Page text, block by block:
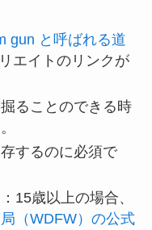
gun と呼ばれる道
エイトのリンクが
ることのできる時
するのに必須で
15歳以上の場合、
（WDFW）の公式